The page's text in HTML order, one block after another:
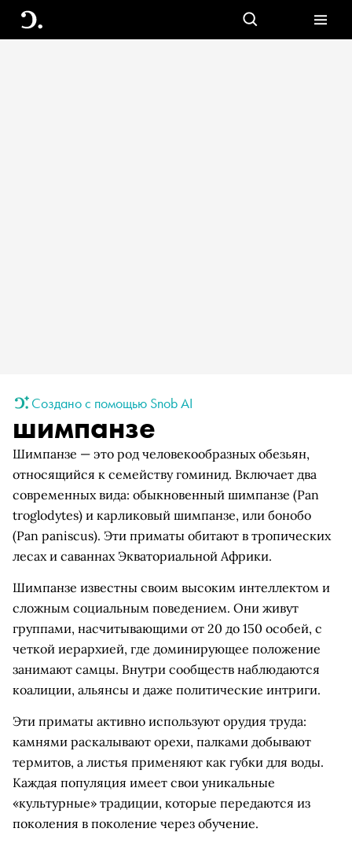
Создано с помощью Snob AI
шимпанзе
Шимпанзе — это род человекообразных обезьян,
относящийся к семейству гоминид. Включает два
современных вида: обыкновенный шимпанзе (Pan
troglodytes) и карликовый шимпанзе, или бонобо
(Pan paniscus). Эти приматы обитают в тропических
лесах и саваннах Экваториальной Африки.
Шимпанзе известны своим высоким интеллектом и
сложным социальным поведением. Они живут
группами, насчитывающими от 20 до 150 особей, с
четкой иерархией, где доминирующее положение
занимают самцы. Внутри сообществ наблюдаются
коалиции, альянсы и даже политические интриги.
Эти приматы активно используют орудия труда:
камнями раскалывают орехи, палками добывают
термитов, а листья применяют как губки для воды.
Каждая популяция имеет свои уникальные
«культурные» традиции, которые передаются из
поколения в поколение через обучение.